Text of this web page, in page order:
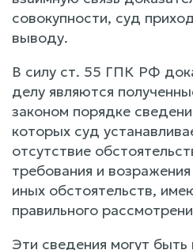
совокупности, суд
выводу.
В силу ст. 55 ГПК РФ
делу являются
законом порядке
которых суд
отсутствие
требования и
иных обстоятельств,
правильного
Эти сведения могут быть